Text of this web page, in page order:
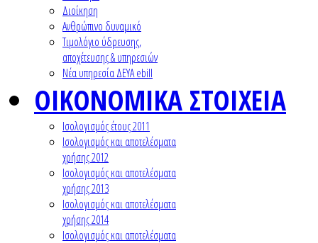
Διοίκηση
Ανθρώπινο δυναμικό
Τιμολόγιο ύδρευσης,
αποχέτευσης & υπηρεσιών
Nέα υπηρεσία ΔΕΥΑ ebill
ΟΙΚΟΝΟΜΙΚΑ ΣΤΟΙΧΕΙΑ
Ισολογισμός έτους 2011
Ισολογισμός και αποτελέσματα
χρήσης 2012
Ισολογισμός και αποτελέσματα
χρήσης 2013
Ισολογισμός και αποτελέσματα
χρήσης 2014
Ισολογισμός και αποτελέσματα